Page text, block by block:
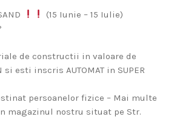
(15 Iunie – 15 Iulie)
de constructii in valoare de
esti inscris AUTOMAT in SUPER
persoanelor fizice – Mai multe
magazinul nostru situat pe Str.